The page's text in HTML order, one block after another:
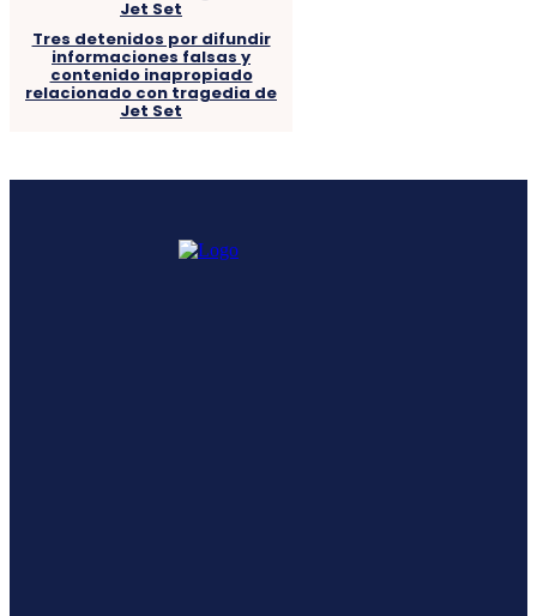
Tres detenidos por difundir
informaciones falsas y
contenido inapropiado
relacionado con tragedia de
Jet Set